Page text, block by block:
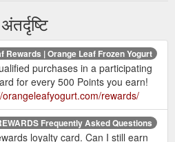
Rewards | Orange Leaf Frozen Yogurt
purchases in a participating
for every 500 Points you earn!
orangeleafyogurt.com/rewards/
Frequently Asked Questions
loyalty card. Can I still earn